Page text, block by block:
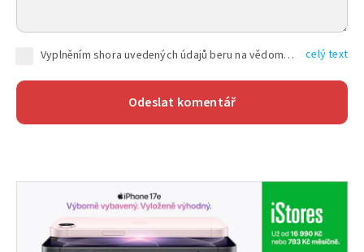
Vyplněním shora uvedených údajů beru na vědomí, že společnost TEXT FACTORY s.r.o., sídlem Brno, Durďákova 336/29, Černá Pole, PSČ: 613 00, IČ: 06157831, zapsané u Krajského soudu v Brně, oddíl C, vložka 100399, bude zpracovávat mé osobní údaje uvedené v rámci mnou vyplněného registračního formuláře na základě oprávněných zájmů TEXT FACTORY s.r.o. dle čl. 6 odst. 1 písm. f) GDPR a pro splnění právních povinností (čl. 6 odst. 1 písm. c) GDPR), a to pro tyto účely: nezbytnost zajistit oprávnění návštěvníka webových stránek provozovaných společností TEXT FACTORY s.r.o. přispívat aktivně ke zveřejněným článkům nebo v rámci diskusních fór a výkon práv TEXT FACTORY s.r.o. jako administrátora těchto diskusních fór. Více informací o zpracování osobních údajů a právech lze nalézt v celý text